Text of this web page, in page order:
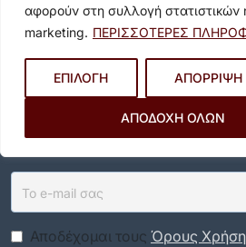
αφορούν στη συλλογή στατιστικών
marketing. ΠΕΡΙΣΣΟΤΕΡΕΣ
ΕΠΙΛΟΓΗ
ΑΠΟΔΟΧΗ ΟΛΩΝ
παρακολούθησης
Δήλωση προσβασιμότητας
Ρυθμίσεις Ιδιωτικότητας
Newsletter
Εγγραφείτε και εσείς
newsletter του Δήμου και μείνετε
Αποδέχομαι τους Όρους